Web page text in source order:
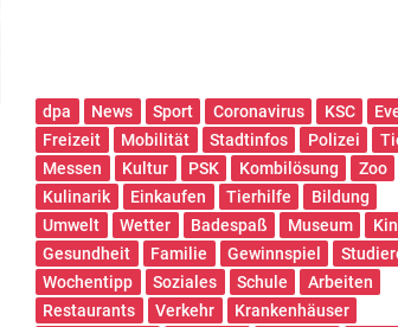
dpa News Sport Coronavirus KSC
Freizeit
Mobilität Stadtinfos Polizei
Messen
Kultur PSK Kombilösung
Zoo
Kulinarik
Einkaufen Tierhilfe
Bildung
Umwelt
Wetter Badespaß Museum
Gesundheit
Familie Gewinnspiel
Wochentipp
Soziales Schule
Arbeiten
Restaurants
Verkehr
Krankenhäuser